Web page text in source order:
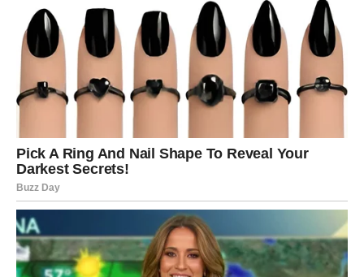
Ljubavna poruka
Istina oslobađa srce.
Pred vama su važni trenuci.